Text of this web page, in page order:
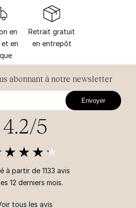
en
et en
Retrait gratuit
en entrepôt
abonnant à notre newsletter
Envoyer
4.2/5
à partir de 1133 avis
12 derniers mois.
tous les avis